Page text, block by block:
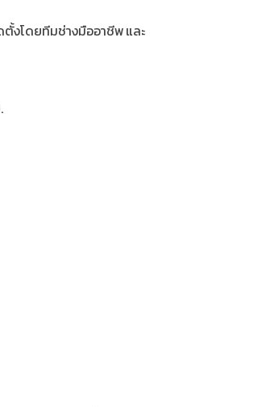
ตั้งโดยทีมช่างมืออาชีพ และ